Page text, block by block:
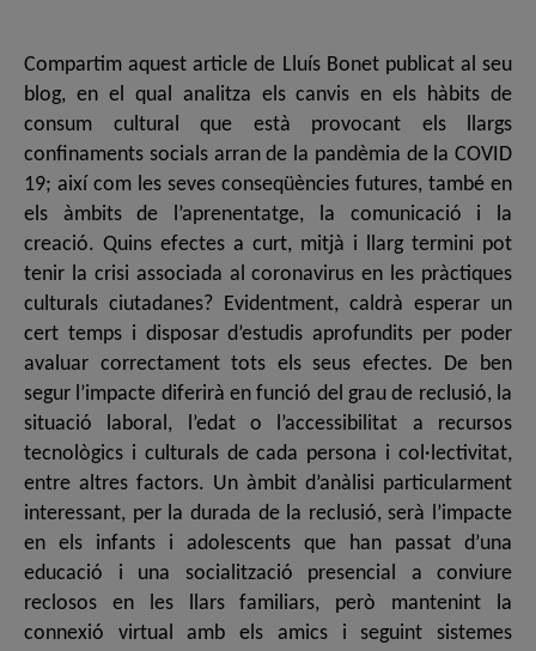
Compartim aquest article de Lluís Bonet publicat al seu
blog, en el qual analitza els canvis en els hàbits de
consum cultural que està provocant els llargs
confinaments socials arran de la pandèmia de la COVID
19; així com les seves conseqüències futures, també en
els àmbits de l’aprenentatge, la comunicació i la
creació. Quins efectes a curt, mitjà i llarg termini pot
tenir la crisi associada al coronavirus en les pràctiques
culturals ciutadanes? Evidentment, caldrà esperar un
cert temps i disposar d’estudis aprofundits per poder
avaluar correctament tots els seus efectes. De ben
segur l’impacte diferirà en funció del grau de reclusió, la
situació laboral, l’edat o l’accessibilitat a recursos
tecnològics i culturals de cada persona i col·lectivitat,
entre altres factors. Un àmbit d’anàlisi particularment
interessant, per la durada de la reclusió, serà l’impacte
en els infants i adolescents que han passat d’una
educació i una socialització presencial a conviure
reclosos en les llars familiars, però mantenint la
connexió virtual amb els amics i seguint sistemes